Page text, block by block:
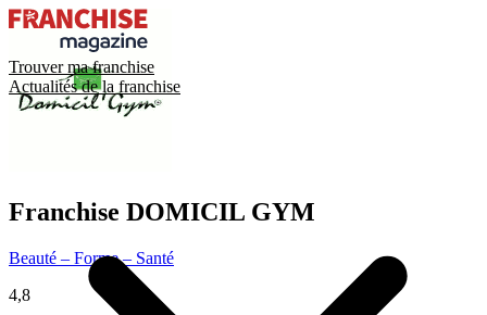
Trouver ma franchise
Actualités de la franchise
Franchise DOMICIL GYM
Beauté – Forme – Santé
4,8